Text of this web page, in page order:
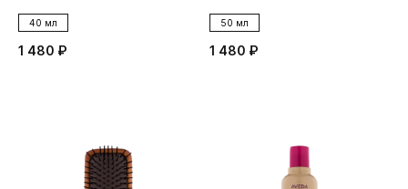
40 мл
1 480 ₽
50 мл
1 480 ₽